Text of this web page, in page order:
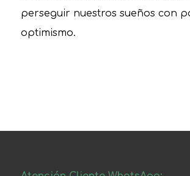
perseguir nuestros sueños con
optimismo.